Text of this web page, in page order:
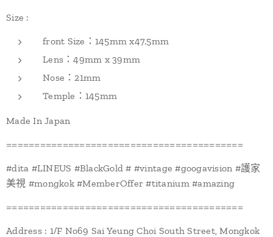
Size :
front Size：145mm x47.5mm
Lens：49mm x 39mm
Nose：21mm
Temple：145mm
Made In Japan
==========================================
#dita #LINEUS #BlackGold # #vintage #googavision #護家
美視 #mongkok #MemberOffer #titanium #amazing
==========================================
Address : 1/F No69 Sai Yeung Choi South Street, Mongkok